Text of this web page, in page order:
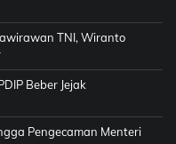
TNI, Wiranto
Beber Jejak
Pengecaman Menteri